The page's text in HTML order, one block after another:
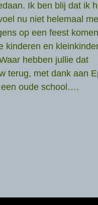
Ik ben blij dat ik
nu niet helemaal
op een feest komen
kinderen en
hebben jullie dat
terug, met dank aan
een oude school….